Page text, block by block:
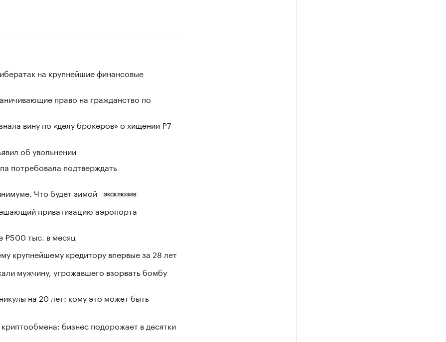
на крупнейшие финансовые
право на гражданство по
вину по «делу брокеров» о хищении ₽7
об увольнении
потребовала подтверждать
Что будет зимой
ЭКСКЛЮЗИВ
приватизацию аэропорта
₽500 тыс. в месяц
крупнейшему кредитору впервые за 28 лет
мужчину, угрожавшего взорвать бомбу
на 20 лет: кому это может быть
бизнес подорожает в десятки